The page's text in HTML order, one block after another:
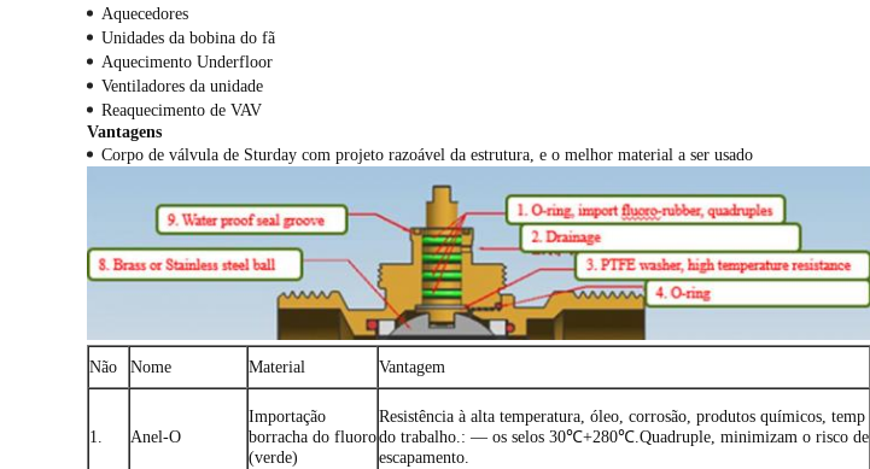
Aquecedores
Unidades da bobina do fã
Aquecimento Underfloor
Ventiladores da unidade
Reaquecimento de VAV
Vantagens
Corpo de válvula de Sturday com projeto razoável da estrutura, e o melhor material a ser usado
Não Nome Material Vantagem
1. Anel-O
Importação
borracha do fluoro
(verde)
Resistência à alta temperatura, óleo, corrosão, produtos químicos, temp
do trabalho.: — os selos 30℃+280℃.Quadruple, minimizam o risco de
escapamento.